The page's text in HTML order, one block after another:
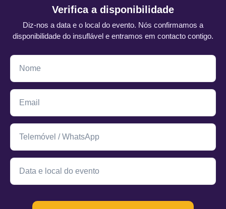
Verifica a disponibilidade
Diz-nos a data e o local do evento. Nós confirmamos a
disponibilidade do insuflável e entramos em contacto contigo.